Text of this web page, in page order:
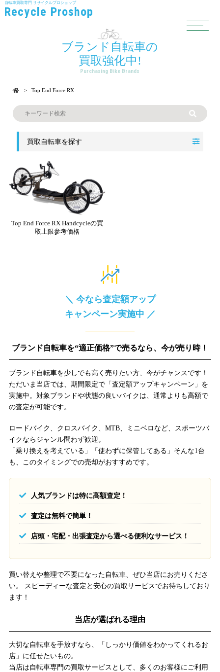
自転車買取専門 リサイクルプロショップ
Recycle Proshop
ブランド自転車の
買取強化中!
Purchasing Bike Brands
Top End Force RX
Top End Force RX Handcycleの買
取上限参考価格
＼ 今なら査定額アップ
キャンペーン実施中 ／
ブランド自転車を“適正価格”で売るなら、今が売り時！
ブランド自転車を少しでも高く売りたい方、今がチャンスです！
ただいま当店では、期間限定で「査定額アップキャンペーン」を
実施中。対象ブランドや状態の良いバイクは、通常よりも高額で
の査定が可能です。
ロードバイク、クロスバイク、MTB、ミニベロなど、スポーツバ
イクならジャンル問わず歓迎。
「乗り換えを考えている」「使わずに保管してある」そんな1台
も、このタイミングでの売却がおすすめです。
人気ブランドは特に高額査定！
査定は無料で簡単！
店頭・宅配・出張査定から選べる便利なサービス！
買い替えや整理で不要になった自転車、ぜひ当店にお売りくださ
い。 スピーディーな査定と安心の買取サービスでお待ちしており
ます！
当店が選ばれる理由
大切な自転車を手放すなら、「しっかり価値をわかってくれるお
店」に任せたいもの。
当店は自転車専門の買取サービスとして、多くのお客様にご利用
買取自転車を探す